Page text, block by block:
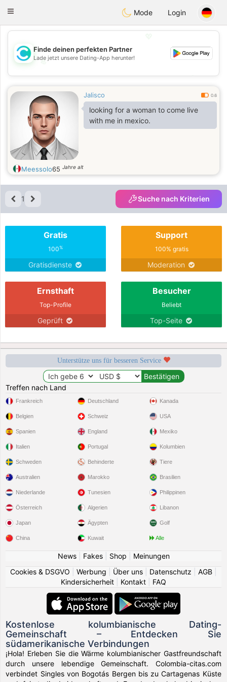
olombiaCitas
Toggle
Mode Login
💖
💕
Finde deinen perfekten Partner
Lade jetzt unsere Dating-App herunter!
Jalisco 0.6
looking for a woman to come live
with me in mexico.
Meessolo65 Jahre alt
1 Suche nach Kriterien
Gratis
100%
Gratisdienste
Support
100% gratis
Moderation
Ernsthaft
Top-Profile
Geprüft
Besucher
Beliebt
Top-Seite
Unterstütze uns für besseren Service
Treffen nach Land
Frankreich
Belgien
Spanien
Italien
Schweden
Deutschland
Schweiz
England
Portugal
Behinderte
Kanada
USA
Mexiko
Kolumbien
Tiere
Australien
Niederlande
Österreich
Japan
China
Marokko
Tunesien
Algerien
Ägypten
Kuwait
Brasilien
Philippinen
Libanon
Golf
Alle
News| Fakes| Shop
Meinungen
Cookies & DSGVO
Werbung Über uns Datenschutz AGB
Kindersicherheit
Kontakt FAQ
Kostenlose kolumbianische Dating-
Gemeinschaft – Entdecken Sie
südamerikanische Verbindungen
¡Hola! Erleben Sie die Wärme kolumbianischer Gastfreundschaft
durch unsere lebendige Gemeinschaft. Colombia-citas.com
verbindet Singles von Bogotás Bergen bis zu Cartagenas Küste